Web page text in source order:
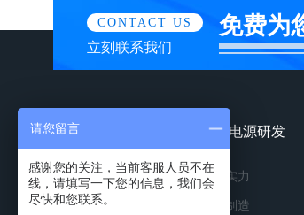
CONTACT US
立刻联系我们
免费为
镀膜电源产品
按种类
按功率
镀膜电源研发
研发实力
精工制造
请您留言
感谢您的关注，当前客服人员不在
线，请填写一下您的信息，我们会
尽快和您联系。